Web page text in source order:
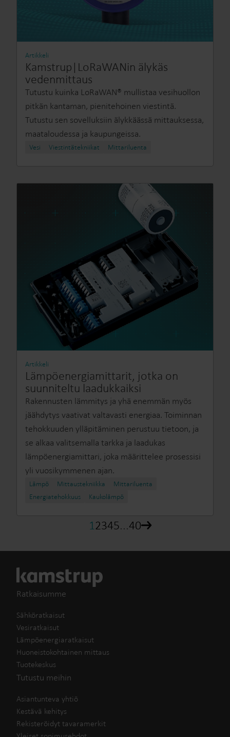
Artikkeli
Kamstrup|LoRaWANin älykäs
vedenmittaus
Tutustu kuinka LoRaWAN® mullistaa vesihuollon
pitkän kantaman, pienitehoinen viestintä.
Tutustu sen sovelluksiin älykkäässä mittauksessa,
maataloudessa ja kaupungeissa.
Vesi Viestintätekniikat Mittariluenta
Artikkeli
Lämpöenergiamittarit, jotka on
suunniteltu laadukkaiksi
Rakennusten lämmitys ja yhä enemmän myös
jäähdytys vaativat valtavasti energiaa. Toiminnan
tehokkuuden ylläpitäminen perustuu tietoon, ja
se alkaa valitsemalla tarkka ja laadukas
lämpöenergiamittari, joka määrittelee prosessisi
yli vuosikymmenen ajan.
Lämpö Mittaustekniikka
Mittariluenta
Energiatehokkuus
Kaukolämpö
12345...40
Ratkaisumme
Sähköratkaisut
Vesiratkaisut
Lämpöenergiaratkaisut
Huoneistokohtainen mittaus
Tuotekeskus
Tutustu meihin
Asiantunteva yhtiö
Kestävä kehitys
Rekisteröidyt tavaramerkit